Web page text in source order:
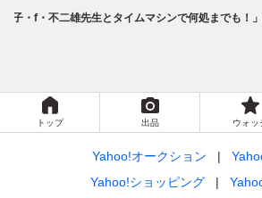
子・f・不二雄先生とタイムマシンで何処までも！
トップ 出品 ウォッ
Yahoo!オークション
Yahoo!ショッピング